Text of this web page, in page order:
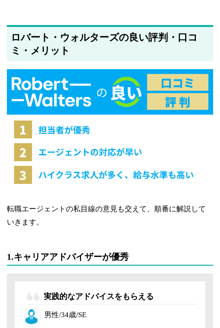
ロバート・ウォルターズの良い評判・口コ
ミ・メリット
転職エージェントの私目線の意見も交えて、順番に解説して
いきます。
1.キャリアアドバイザーが優秀
実践的なアドバイスをもらえる
男性/34歳/SE